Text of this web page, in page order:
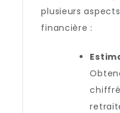
plusieurs
financière :